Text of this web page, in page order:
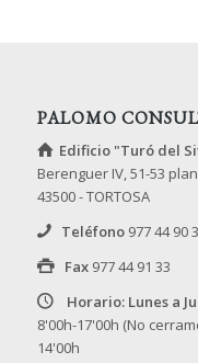
PALOMO
Edificio "Turó del
Berenguer IV, 51-53
43500 - TORTOSA
Teléfono 977 44 90
Fax 977 44 91 33
Horario: Lunes a
8'00h-17'00h (No
14'00h